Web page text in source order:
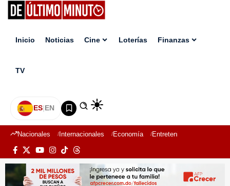
Inicio Noticias Cine Loterías Finanzas
TV
ES|EN
Nacionales Internacionales Economía Entretenimiento